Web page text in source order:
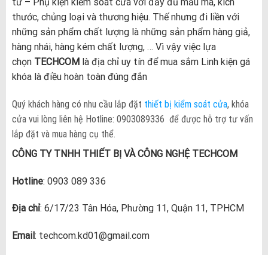
thước, chủng loại và thương hiệu. Thế nhưng đi liền với
những sản phẩm chất lượng là những sản phẩm hàng giả,
hàng nhái, hàng kém chất lượng, … Vì vậy việc lựa
chọn TECHCOMlà địa chỉ uy tín để mua sắm Linh kiện gá
khóa là điều hoàn toàn đúng đắn
Quý khách hàng có nhu cầu lắp đặt thiết bị kiểm soát cửa, khóa
cửa vui lòng liên hệ Hotline: 0903089336 để được hỗ trợ tư vấn
lắp đặt và mua hàng cụ thể.
CÔNG TY TNHH THIẾT BỊ VÀ CÔNG NGHỆ TECHCOM
Hotline: 0903 089 336
Địa chỉ: 6/17/23 Tân Hóa, Phường 11, Quận 11, TPHCM
Email : techcom.kd01@gmail.com